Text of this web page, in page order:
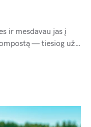
ir mesdavau jas į
— tiesiog už…